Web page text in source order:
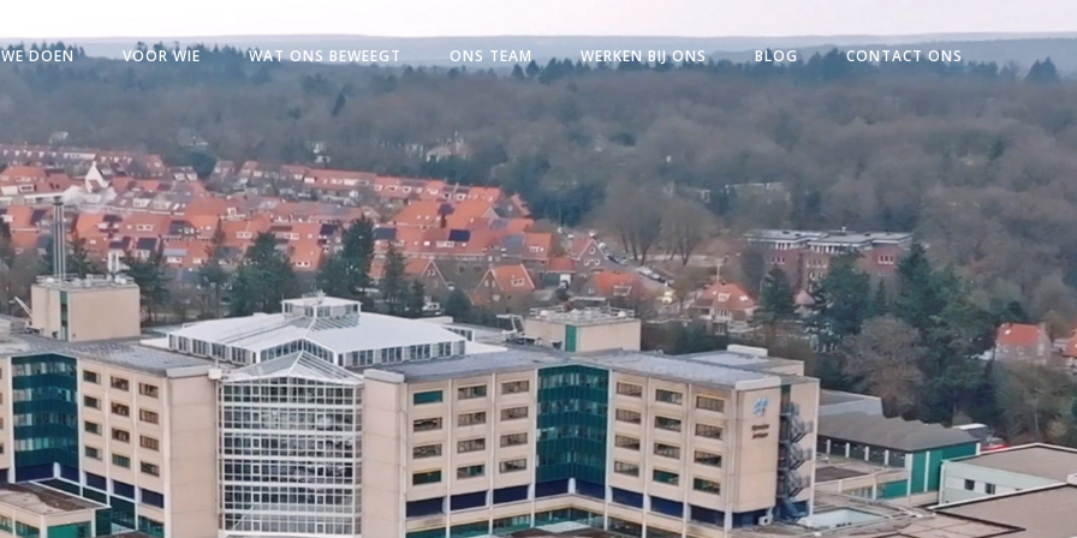
DOEN VOOR WIE WAT ONS BEWEEGT ONS TEAM WERKEN BIJ ONS BLOG CONTACT ONS